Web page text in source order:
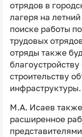
отрядов в
лагеря на
поиске работы
трудовых
отряды также
строительству
инфраструктуры.
М.А. Исаев
расширенное